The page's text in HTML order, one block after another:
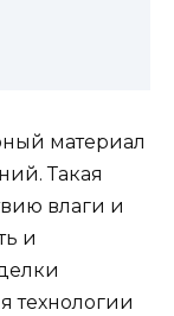
материал
Такая
влаги и
и
технологии